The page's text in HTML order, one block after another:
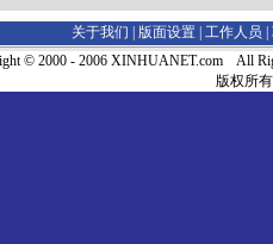
关于我们 | 版面设置 工作人员
© 2000 - 2006 XINHUANET.com All
版权所